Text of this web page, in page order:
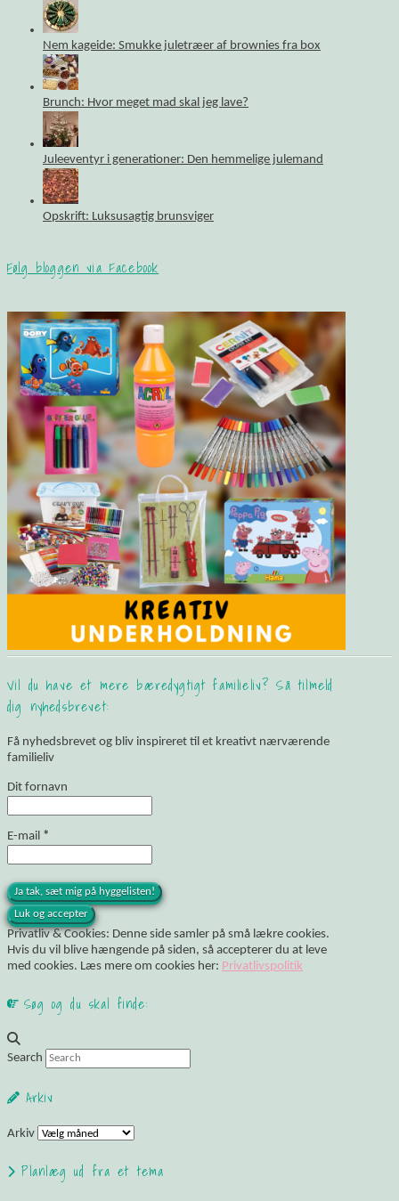
Nem kageide: Smukke juletræer af brownies fra box
Brunch: Hvor meget mad skal jeg lave?
Juleeventyr i generationer: Den hemmelige julemand
Opskrift: Luksusagtig brunsviger
Følg bloggen via Facebook
Vil du have et mere bæredygtigt familieliv? Så tilmeld
dig nyhedsbrevet:
Få nyhedsbrevet og bliv inspireret til et kreativt nærværende
familieliv
Dit fornavn
E-mail *
Privatliv & Cookies: Denne side samler på små lækre cookies.
Hvis du vil blive hængende på siden, så accepterer du at leve
med cookies. Læs mere om cookies her: Privatlivspolitik
Søg og du skal finde:
Search
Arkiv
Arkiv
Planlæg ud fra et tema